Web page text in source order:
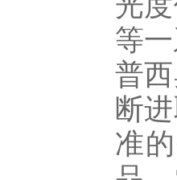
等
普
断
准